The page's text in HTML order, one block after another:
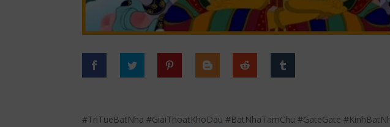
#TriTueBatNha #GiaiThoatKhoDau #BatNhaTamChu #GateGate